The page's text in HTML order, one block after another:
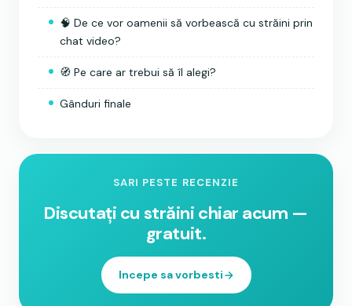
🧠 De ce vor oamenii să vorbească cu străini prin
chat video?
🧭 Pe care ar trebui să îl alegi?
Gânduri finale
SARI PESTE RECENZIE
Discutați cu străini chiar acum —
gratuit.
Incepe sa vorbesti